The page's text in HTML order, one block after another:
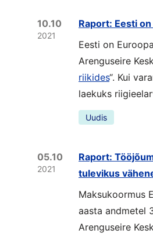
10.10
2021
Raport: Eesti
Eesti on
Arenguseire
riikides“. Kui
laekuks
Uudis
05.10
2021
Raport:
tulevikus
Maksukoormus
aasta andmetel
Arenguseire